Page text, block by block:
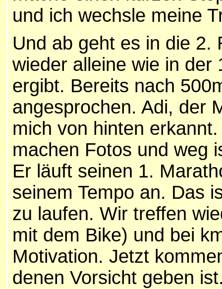
und ich wechsle meine
Und ab geht es in die 2.
wieder alleine wie in der
ergibt. Bereits nach
angesprochen. Adi, der
mich von hinten
machen Fotos und weg
Er läuft seinen 1.
seinem Tempo an. Das
zu laufen. Wir treffen
mit dem Bike) und bei
Motivation. Jetzt
denen Vorsicht geben